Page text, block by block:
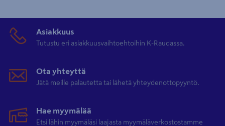
Asiakkuus
Tutustu eri asiakkuusvaihtoehtoihin K-Raudassa.
Ota yhteyttä
Jätä meille palautetta tai lähetä yhteydenottopyyntö.
Hae myymälää
Etsi lähin myymäläsi laajasta myymäläverkostostamme